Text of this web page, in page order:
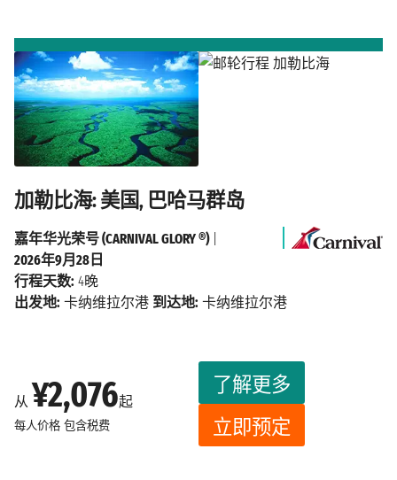
加勒比海: 美国, 巴哈马群岛
从 ¥2,076起
每人价格 包含税费
了解更多
立即预定
嘉年华光荣号 (CARNIVAL GLORY ®)|
2026年9月28日
行程天数: 4晚
出发地: 卡纳维拉尔港 到达地: 卡纳维拉尔港